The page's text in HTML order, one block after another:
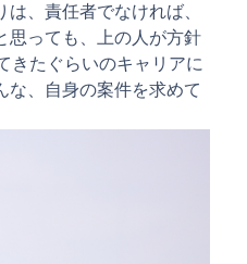
、責任者でなければ、
思っても、上の人が方針
きたぐらいのキャリアに
な、自身の案件を求めて